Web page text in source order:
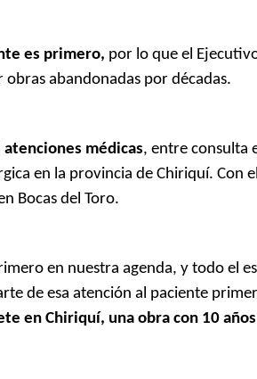
es primero, por lo que el
abandonadas por décadas.
atenciones médicas, entre consulta
en la provincia de Chiriquí. Con
Bocas del Toro.
en nuestra agenda, y todo el
de esa atención al paciente
en Chiriquí, una obra con 10